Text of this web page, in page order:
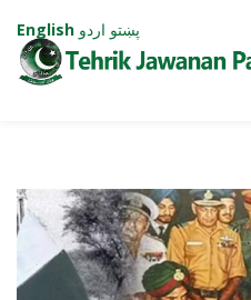
English پښتو اردو